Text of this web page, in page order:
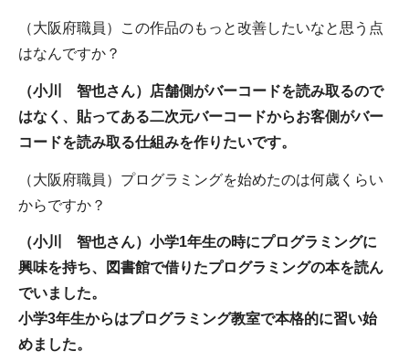
（大阪府職員）この作品のもっと改善したいなと思う点
はなんですか？
（小川 智也さん）店舗側がバーコードを読み取るので
はなく、貼ってある二次元バーコードからお客側がバー
コードを読み取る仕組みを作りたいです。
（大阪府職員）プログラミングを始めたのは何歳くらい
からですか？
（小川 智也さん）小学1年生の時にプログラミングに
興味を持ち、図書館で借りたプログラミングの本を読ん
でいました。
小学3年生からはプログラミング教室で本格的に習い始
めました。